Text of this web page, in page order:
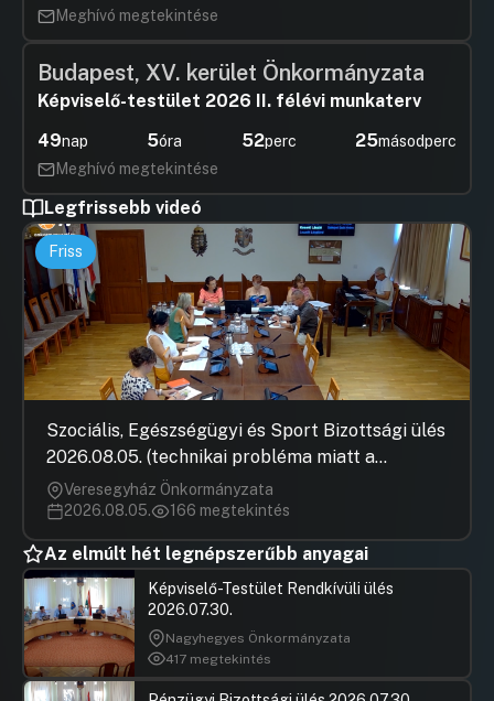
Meghívó megtekintése
Budapest, XV. kerület Önkormányzata
Képviselő-testület 2026 II. félévi munkaterv
49nap 5óra 52perc 24másodperc
Meghívó megtekintése
Legfrissebb videó
Friss
Szociális, Egészségügyi és Sport Bizottsági ülés
2026.08.05. (technikai probléma miatt a
jegyzőkönyv elfogadása nem rögzült)
Veresegyház Önkormányzata
2026.08.05.
166 megtekintés
Az elmúlt hét legnépszerűbb anyagai
Képviselő-Testület Rendkívüli ülés
2026.07.30.
Nagyhegyes Önkormányzata
417 megtekintés